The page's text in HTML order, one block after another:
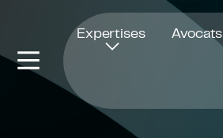
Expertises Avocats
Ouvre dans une nouvelle fenêtre